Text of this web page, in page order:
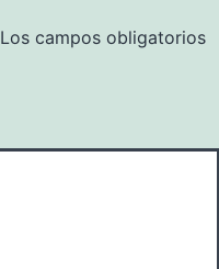
Los campos obligatorios